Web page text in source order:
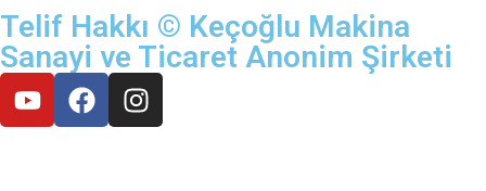
Telif Hakkı © Keçoğlu Makina
Sanayi ve Ticaret Anonim Şirketi